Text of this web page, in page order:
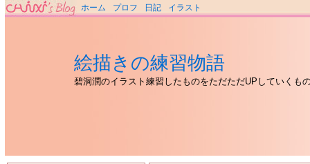
ホーム プロフ 日記 イラスト
絵描きの練習物語
碧洞潤のイラスト練習したものをただただUPしていくも